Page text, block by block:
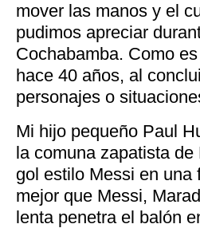
mover las manos y el
pudimos apreciar
Cochabamba. Como
hace 40 años, al
personajes o
Mi hijo pequeño Paul
la comuna zapatista
gol estilo Messi en
mejor que Messi,
lenta penetra el balón